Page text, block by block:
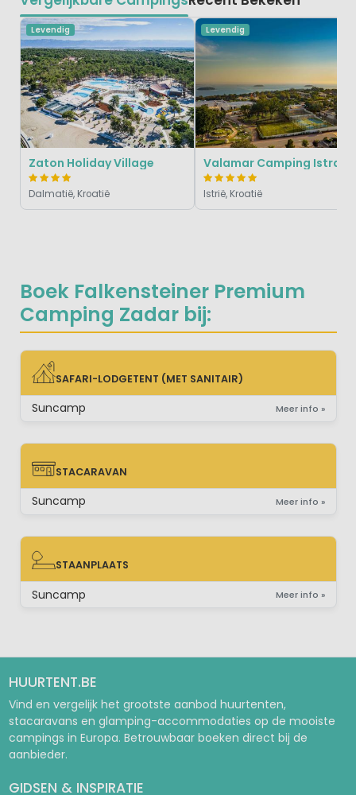
Boek Falkensteiner Premium
Camping Zadar bij:
SAFARI-LODGETENT (MET SANITAIR)
SAFARI-LODGETENT (MET SANITAIR)
Suncamp Meer info »
STACARAVAN
STACARAVAN
Suncamp Meer info »
STAANPLAATS
STAANPLAATS
Suncamp Meer info »
Levendig
Zaton Holiday Village
Dalmatië, Kroatië
Levendig
Valamar Camping Istra
Istrië, Kroatië
HUURTENT.BE
Vind en vergelijk het grootste aanbod huurtenten,
stacaravans en glamping-accommodaties op de mooiste
campings in Europa. Betrouwbaar boeken direct bij de
aanbieder.
GIDSEN & INSPIRATIE